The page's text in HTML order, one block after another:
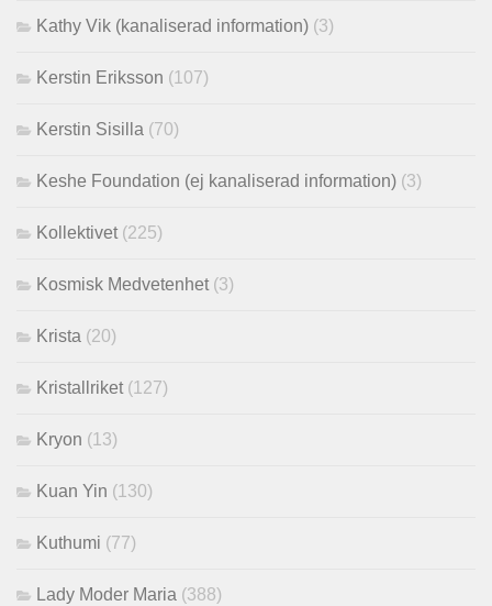
Kathy Vik (kanaliserad information) (3)
Kerstin Eriksson (107)
Kerstin Sisilla (70)
Keshe Foundation (ej kanaliserad information) (3)
Kollektivet(225)
Kosmisk Medvetenhet(3)
Krista (20)
Kristallriket(127)
Kryon (13)
Kuan Yin (130)
Kuthumi (77)
Lady Moder Maria (388)